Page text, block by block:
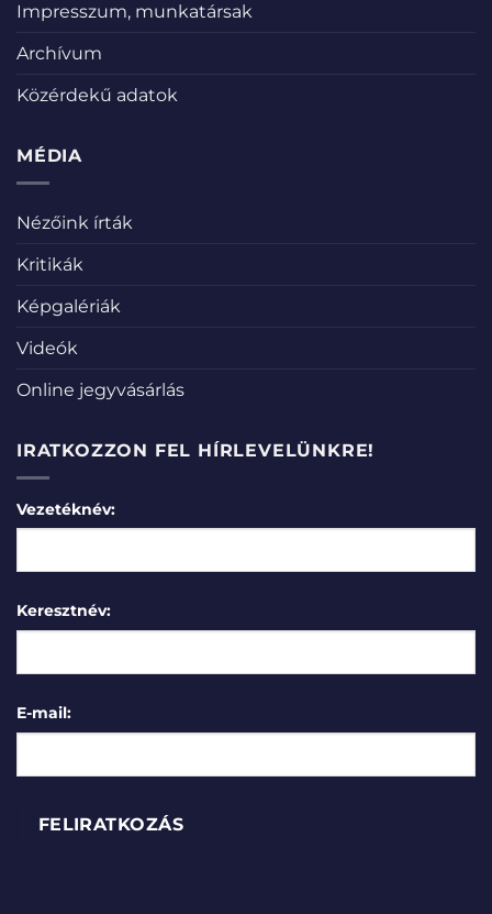
Impresszum, munkatársak
Archívum
Közérdekű adatok
MÉDIA
Nézőink írták
Kritikák
Képgalériák
Videók
Online jegyvásárlás
IRATKOZZON FEL HÍRLEVELÜNKRE!
Vezetéknév:
Keresztnév:
E-mail: